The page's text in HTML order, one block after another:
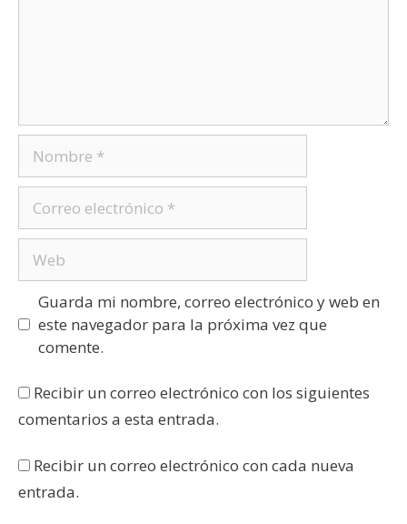
Guarda mi nombre, correo electrónico y web en
este navegador para la próxima vez que
comente.
Recibir un correo electrónico con los siguientes
comentarios a esta entrada.
Recibir un correo electrónico con cada nueva
entrada.